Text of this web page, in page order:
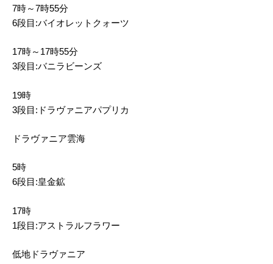
7時～7時55分
6段目:バイオレットクォーツ
17時～17時55分
3段目:バニラビーンズ
19時
3段目:ドラヴァニアパプリカ
ドラヴァニア雲海
5時
6段目:皇金鉱
17時
1段目:アストラルフラワー
低地ドラヴァニア